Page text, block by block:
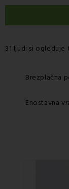
31 ljudi si ogleduje
Brezplačna
Enostavna